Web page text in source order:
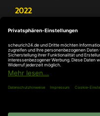
2022
Antriebe
Deutschland Test – Bester
FOCUS Money –
DIE WELT – Service-
DIE WELT –